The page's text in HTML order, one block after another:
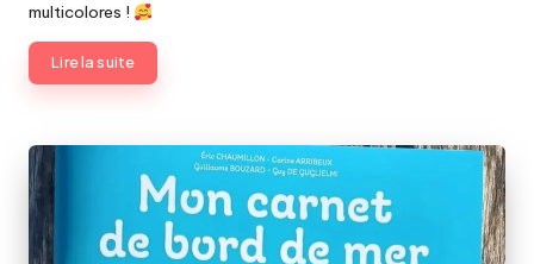
multicolores !
Lire la suite